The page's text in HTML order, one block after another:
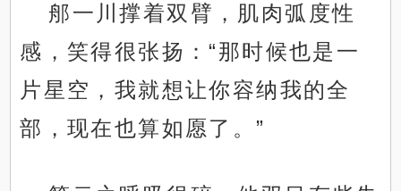
郍一川撑着双臂，肌肉弧度性
感，笑得很张扬：“那时候也是一
片星空，我就想让你容纳我的全
部，现在也算如愿了。”